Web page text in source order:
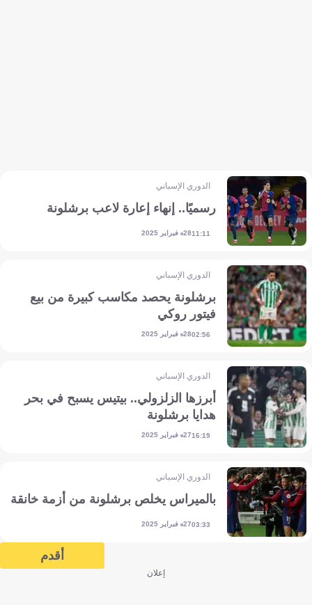
الدوري الإسباني
رسميًا.. إنهاء إعارة لاعب برشلونة
11:1128 فبراير 2025
الدوري الإسباني
برشلونة يحصد مكاسب كبيرة من بيع
فيتور روكي
02:5628 فبراير 2025
الدوري الإسباني
أبرزها الزلزولي.. بيتيس يسبح في بحر
هدايا برشلونة
16:1927 فبراير 2025
الدوري الإسباني
بالميراس يخلص برشلونة من أزمة خانقة
03:3327 فبراير 2025
أقدم
إعلان